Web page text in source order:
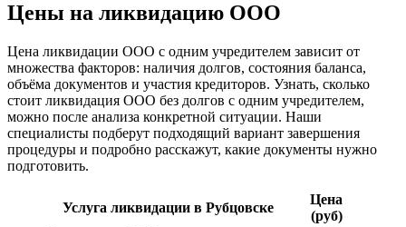
Цены на ликвидацию ООО
Цена ликвидации ООО с одним учредителем зависит от
множества факторов: наличия долгов, состояния баланса,
объёма документов и участия кредиторов. Узнать, сколько
стоит ликвидация ООО без долгов с одним учредителем,
можно после анализа конкретной ситуации. Наши
специалисты подберут подходящий вариант завершения
процедуры и подробно расскажут, какие документы нужно
подготовить.
Услуга ликвидации в Рубцовске
Цена
(руб)